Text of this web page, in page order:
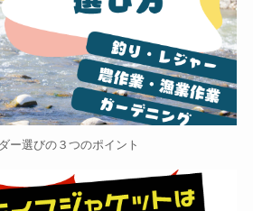
ー選びの３つのポイント